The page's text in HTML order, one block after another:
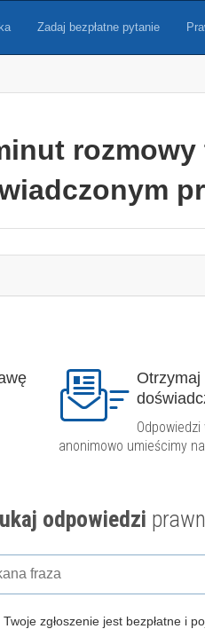
Zadaj bezpłatne pytanie
Otrzymaj
anonimowo umieścimy
odpowiedzi
zgłoszenie jest bezpłatne i